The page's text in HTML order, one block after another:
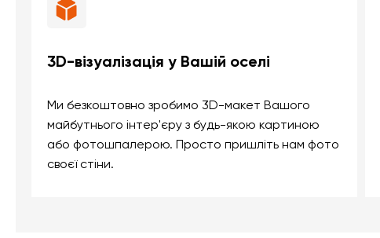
3D-візуалізація у Вашій оселі
Ми безкоштовно зробимо 3D-макет Вашого
майбутнього інтер'єру з будь-якою картиною
або фотошпалерою. Просто пришліть нам фото
своєї стіни.